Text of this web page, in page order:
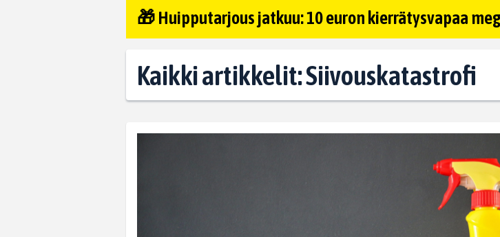
🎁 Huipputarjous jatkuu: 10 euron kierrätysvapaa
Kaikki artikkelit: Siivouskatastrofi